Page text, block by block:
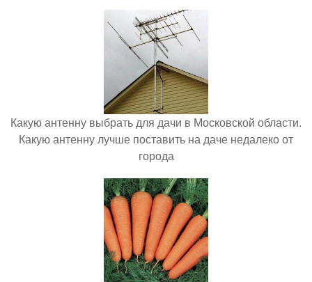
Какую антенну выбрать для дачи в Московской области.
Какую антенну лучше поставить на даче недалеко от
города